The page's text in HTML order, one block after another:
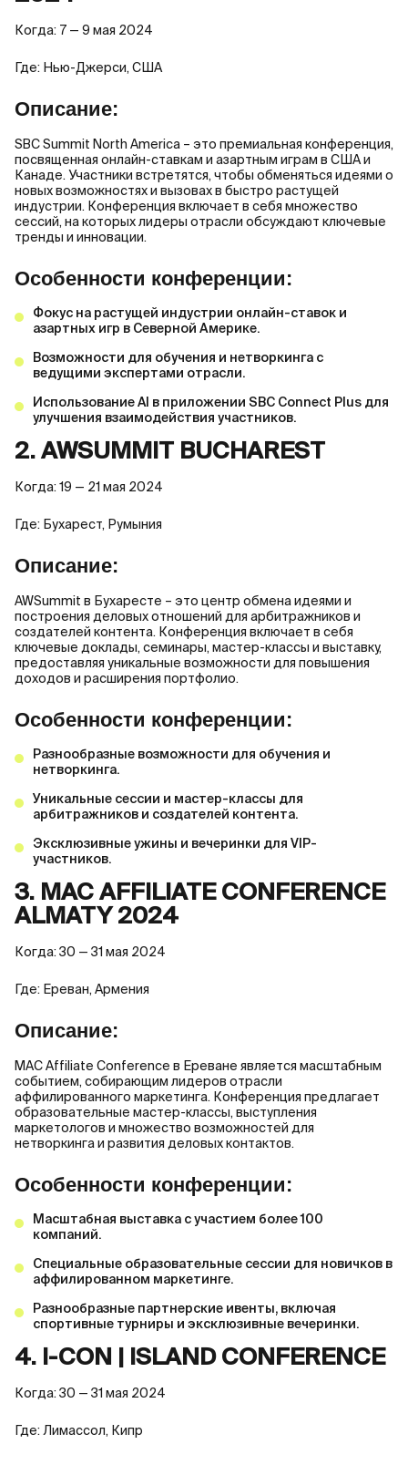
Когда: 7 — 9 мая 2024
Где: Нью-Джерси, США
Описание:
SBC Summit North America – это премиальная конференция,
посвященная онлайн-ставкам и азартным играм в США и
Канаде. Участники встретятся, чтобы обменяться идеями о
новых возможностях и вызовах в быстро растущей
индустрии. Конференция включает в себя множество
сессий, на которых лидеры отрасли обсуждают ключевые
тренды и инновации.
Особенности конференции:
Фокус на растущей индустрии онлайн-ставок и
азартных игр в Северной Америке.
Возможности для обучения и нетворкинга с
ведущими экспертами отрасли.
Использование AI в приложении SBC Connect Plus для
улучшения взаимодействия участников.
2. AWSUMMIT BUCHAREST
Когда: 19 — 21 мая 2024
Где: Бухарест, Румыния
Описание:
AWSummit в Бухаресте – это центр обмена идеями и
построения деловых отношений для арбитражников и
создателей контента. Конференция включает в себя
ключевые доклады, семинары, мастер-классы и выставку,
предоставляя уникальные возможности для повышения
доходов и расширения портфолио.
Особенности конференции:
Разнообразные возможности для обучения и
нетворкинга.
Уникальные сессии и мастер-классы для
арбитражников и создателей контента.
Эксклюзивные ужины и вечеринки для VIP-
участников.
3. MAC AFFILIATE CONFERENCE
ALMATY 2024
Когда: 30 — 31 мая 2024
Где: Ереван, Армения
Описание:
MAC Affiliate Conference в Ереване является масштабным
событием, собирающим лидеров отрасли
аффилированного маркетинга. Конференция предлагает
образовательные мастер-классы, выступления
маркетологов и множество возможностей для
нетворкинга и развития деловых контактов.
Особенности конференции:
Масштабная выставка с участием более 100
компаний.
Специальные образовательные сессии для новичков в
аффилированном маркетинге.
Разнообразные партнерские ивенты, включая
спортивные турниры и эксклюзивные вечеринки.
4. I-CON | ISLAND CONFERENCE
Когда: 30 — 31 мая 2024
Где: Лимассол, Кипр